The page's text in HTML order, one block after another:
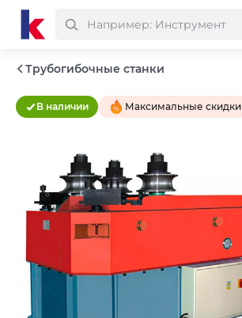
Трубогибочные станки
В наличии Максимальные скидки